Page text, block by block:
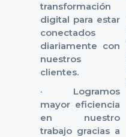
transformación
digital para estar
conectados
diariamente con
nuestros
clientes.
· Logramos
mayor eficiencia
en nuestro
trabajo gracias a